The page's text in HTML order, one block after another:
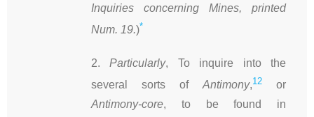
Inquiries concerning Mines, printed
Num. 19.)*
2.Particularly, To inquire into the
several sorts of Antimony,12 or
Antimony-core, to be found in